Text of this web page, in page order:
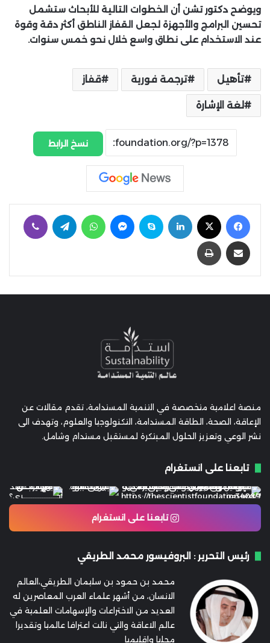
ويوضح دكتور تشن أن الخطوات التالية للأبحاث ستشمل
تحسين البرامج والأجهزة لجعل القفاز الناطق أكثر دقة وقوة
عند الاستخدام على نطاق واسع خلال نحو خمس سنوات.
تأهيل ترجمة فورية قفاز
لغة الإشارة
نسخ الرابط
فيسبوك لينكدإن سكايب ماسنجر واتساب تيلقرام
مشاركة عبر البريد طباعة
منصة اعلامية متخصصة في التنمية المستدامة، تقدم مقالات عن
الإعاقة، الصحة، الطاقة المستدامة، التكنولوجيا والعلوم، وتهدف الى
نشر الوعي وتعزيز الحلول المبتكرة لمستقبل مستدام وشامل.
تابعنا على انستغرام
تابعنا على انستغرام
رئيس التحرير : البروفيسور محمد الطريقي
محمد بن حمود بن سليمان الطريقي،العالم
الانسان، من أشهر علماء العرب المعاصرين له
العديد من الاختراعات والإسهامات العلمية في
عالم الاعاقة والتي نالت اعترافا عالميا وتقديرا
محليا وإقليميا